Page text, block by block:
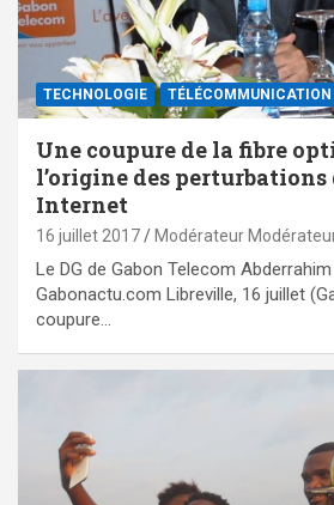
TECHNOLOGIE TÉLÉCOMMUNICATION
Une coupure de la fibre
l’origine des
Internet
16 juillet 2017 Modérateur
Le DG de Gabon Telecom
Gabonactu.com Libreville, 16 juillet
coupure…